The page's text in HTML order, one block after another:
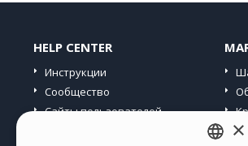
HELP CENTER
Инструкции
Сообщество
Сайты пользователей
×